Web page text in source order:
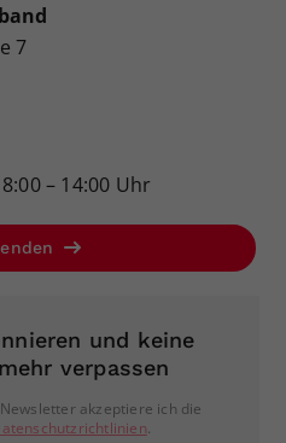
7
– 14:00 Uhr
und keine
verpassen
akzeptiere ich die
.